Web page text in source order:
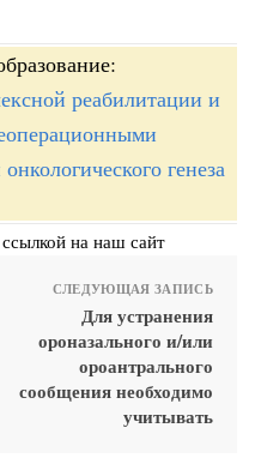
реабилитации и
генеза
на наш сайт
СЛЕДУЮЩАЯ ЗАПИСЬ
Для устранения
ороназального и/или
ороантрального
сообщения необходимо
учитывать